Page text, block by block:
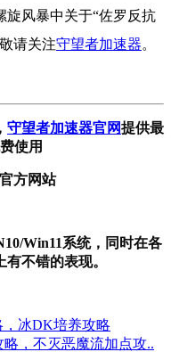
旋风暴中关于“佐罗反抗
请关注守望者加速器。
， 守望者加速器官网提供最
使用
Win11系统，同时在各
不错的表现。
，冰DK培养攻略
略，不灭恶魔流加点攻..